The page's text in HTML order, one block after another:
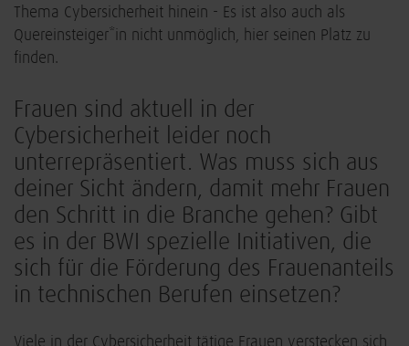
Thema Cybersicherheit hinein - Es ist also auch als
Quereinsteiger*in nicht unmöglich, hier seinen Platz zu
finden.
Frauen sind aktuell in der
Cybersicherheit leider noch
unterrepräsentiert. Was muss sich aus
deiner Sicht ändern, damit mehr Frauen
den Schritt in die Branche gehen? Gibt
es in der BWI spezielle Initiativen, die
sich für die Förderung des Frauenanteils
in technischen Berufen einsetzen?
Viele in der Cybersicherheit tätige Frauen verstecken sich